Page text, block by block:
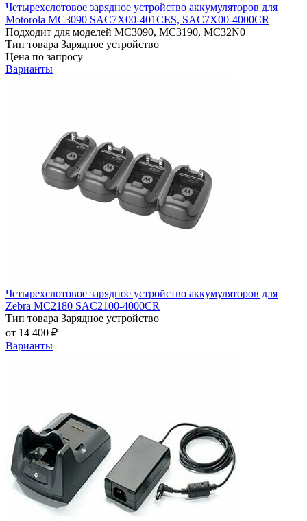
Четырехслотовое зарядное устройство аккумуляторов для
Motorola MC3090 SAC7X00-401CES, SAC7X00-4000CR
Подходит для моделей MC3090, MC3190, MC32N0
Тип товара Зарядное устройство
Цена по запросу
Варианты
Четырехслотовое зарядное устройство аккумуляторов для
Zebra MC2180 SAC2100-4000CR
Тип товара Зарядное устройство
от 14 400 ₽
Варианты